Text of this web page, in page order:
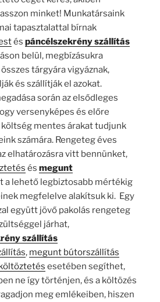
minket! Munkatársaink
tapasztalattal bírnak
és páncélszekrény szállítás
belül, megbízásukra
tárgyára vigyáznak,
és szállítják el azokat.
során az elsődleges
versenyképes és előre
mentes árakat tudjunk
számára. Rengeteg éves
elhatározásra vitt bennünket,
és megunt
a lehető legbiztosabb mértékig
megfelelve alakítsuk ki. Egy
együtt jövő pakolás rengeteg
járhat,
szállítás
, megunt bútorszállítás
esetében segíthet,
ne így történjen, és a költözés
meg emlékeiben, hiszen